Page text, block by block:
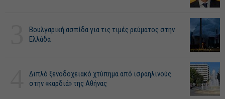
Βουλγαρική ασπίδα για τις τιμές ρεύματος στην
Ελλάδα
Διπλό ξενοδοχειακό χτύπημα από ισραηλινούς
στην «καρδιά» της Αθήνας